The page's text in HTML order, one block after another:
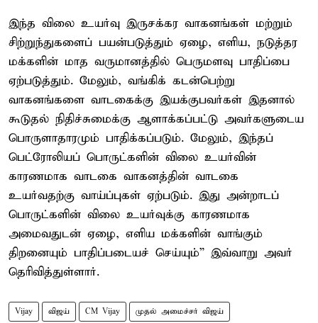
இந்த விலை உயர்வு இருசக்கர வாகனங்கள் மற்றும்
சிற்றுந்துகளைப் பயன்படுத்தும் ஏழை, எளிய, நடுத்தர
மக்களின் மாத வருமானத்தில் பெருமளவு பாதிப்பை
ஏற்படுத்தும். மேலும், வங்கிக் கடன்பெற்று
வாகனங்களை வாடகைக்கு இயக்குபவர்கள் இதனால்
கூடுதல் நிதிச்சுமைக்கு ஆளாக்கப்பட்டு அவர்களுடைய
பொருளாதாரமும் பாதிக்கப்படும். மேலும், இந்தப்
பெட்ரோலியப் பொருட்களின் விலை உயர்வின்
காரணமாக வாடகை வாகனத்தின் வாடகை
உயர்வதற்கு வாய்ப்புகள் ஏற்படும். இது அன்றாடப்
பொருட்களின் விலை உயர்வுக்கு காரணமாக
அமைவதுடன் ஏழை, எளிய மக்களின் வாங்கும்
திறனையும் பாதிப்படையச் செய்யும்” இவ்வாறு அவர்
தெரிவித்துள்ளார்.
Vijay விஜய் CM Vijay முதல் அமைச்சர் விஜய்